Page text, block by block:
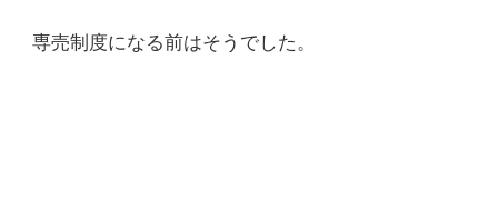
専売制度になる前はそうでした。